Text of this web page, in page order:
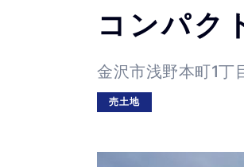
コンパク
金沢市浅野本町1
売土地